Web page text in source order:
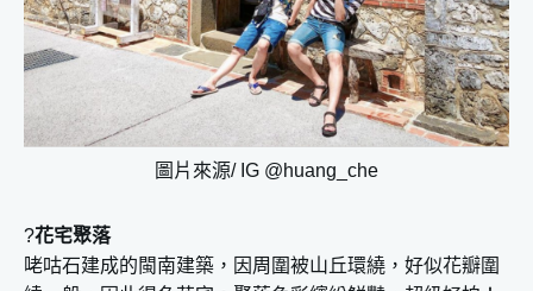
圖片來源/ IG @huang_che
?花宅聚落
咾咕石建成的閩南建築，因周圍被山丘環繞，好似花瓣圍